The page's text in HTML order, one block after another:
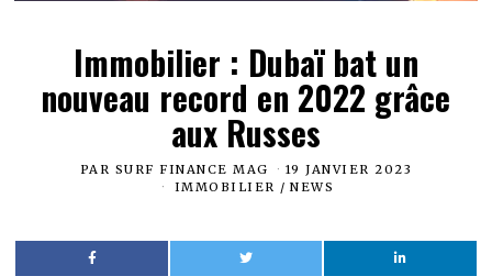
Immobilier : Dubaï bat un
nouveau record en 2022 grâce
aux Russes
PAR SURF FINANCE MAG
19 JANVIER 2023
IMMOBILIER / NEWS